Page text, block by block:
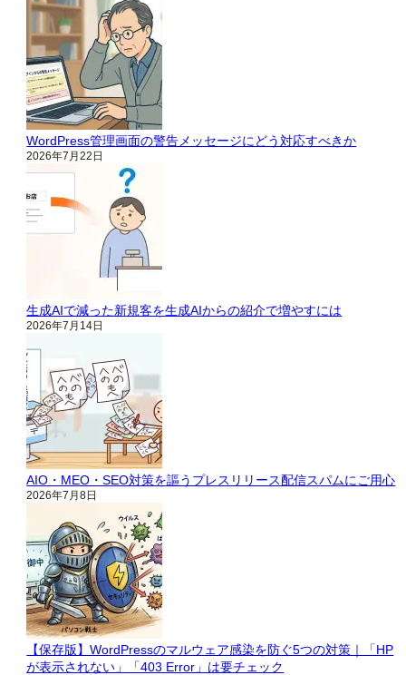
WordPress管理画面の警告メッセージにどう対応すべきか
2026年7月22日
生成AIで減った新規客を生成AIからの紹介で増やすには
2026年7月14日
AIO・MEO・SEO対策を謳うプレスリリース配信スパムにご用心
2026年7月8日
【保存版】WordPressのマルウェア感染を防ぐ5つの対策｜「HP
が表示されない」「403 Error」は要チェック